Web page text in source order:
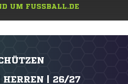
UM FUSSBALL.DE
HERREN | 26/27